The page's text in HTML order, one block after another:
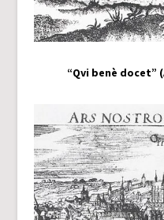
“Qvi benè docet”